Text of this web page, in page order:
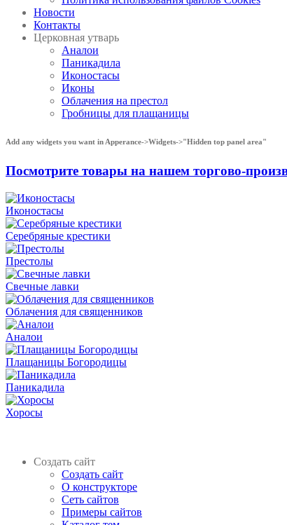
Новости
Контакты
Церковная утварь
Аналои
Паникадила
Иконостасы
Иконы
Облачения на престол
Гробницы для плащаницы
Add any widgets you want in Apperance->Widgets->"Hidden top panel area"
Посмотрите товары на нашем торгово-
Иконостасы
Серебряные крестики
Престолы
Свечные лавки
Облачения для священников
Аналои
Плащаницы Богородицы
Паникадила
Хоросы
Создать сайт
Создать сайт
О конструкторе
Сеть сайтов
Примеры сайтов